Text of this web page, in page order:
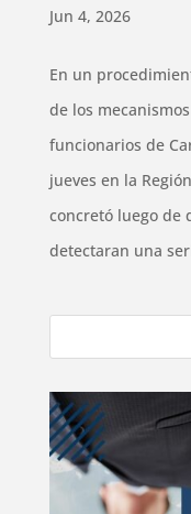
Jun 4, 2026
En un
de los
funcionarios de
jueves en la
concretó luego de
detectaran una